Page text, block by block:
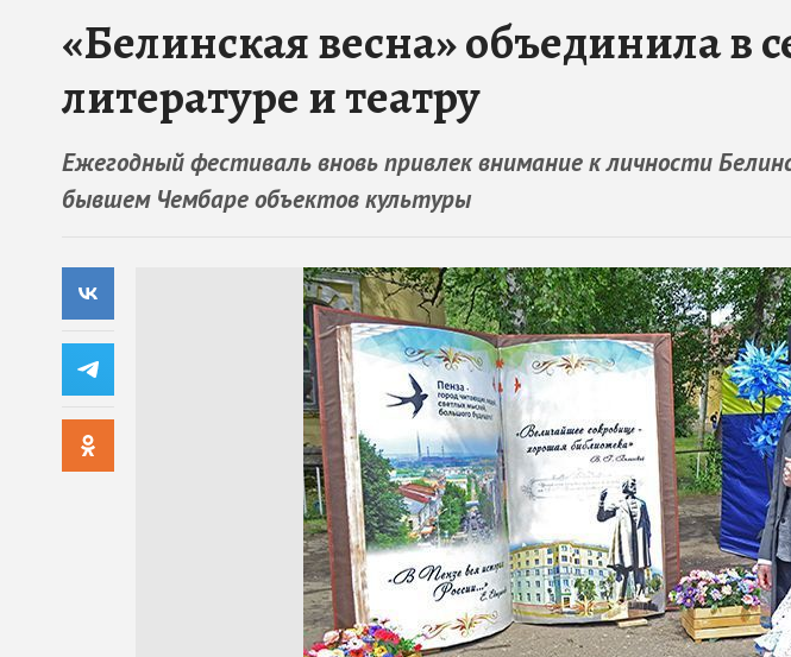
«Белинская весна» объединила в
литературе и театру
Ежегодный фестиваль вновь привлек внимание к личности
бывшем Чембаре объектов культуры